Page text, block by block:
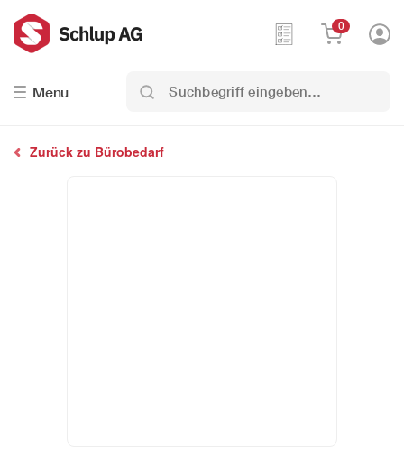
Menu
Suchbegriff
0
Zurück zu Bürobedarf